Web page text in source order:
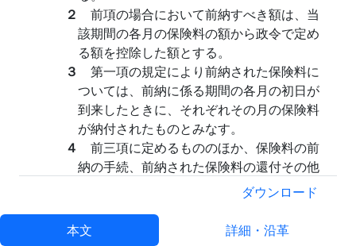
２ 前項の場合において前納すべき額は、当
該期間の各月の保険料の額から政令で定め
る額を控除した額とする。
３ 第一項の規定により前納された保険料に
ついては、前納に係る期間の各月の初日が
到来したときに、それぞれその月の保険料
が納付されたものとみなす。
４ 前三項に定めるもののほか、保険料の前
納の手続、前納された保険料の還付その他
保険料の前納について必要な事項は、政令
第八十五条の次に次の一条を加える。
ダウンロード
本文 詳細・沿革